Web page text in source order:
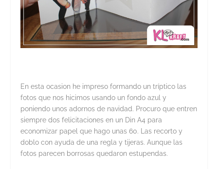
En esta ocasion he impreso formando un tríptico las
fotos que nos hicimos usando un fondo azul y
poniendo unos adornos de navidad. Procuro que entren
siempre dos felicitaciones en un Din A4 para
economizar papel que hago unas 60. Las recorto y
doblo con ayuda de una regla y tijeras. Aunque las
fotos parecen borrosas quedaron estupendas.